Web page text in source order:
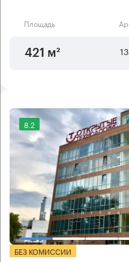
Площадь
421 м²
8.2
БЕЗ КОМИССИИ